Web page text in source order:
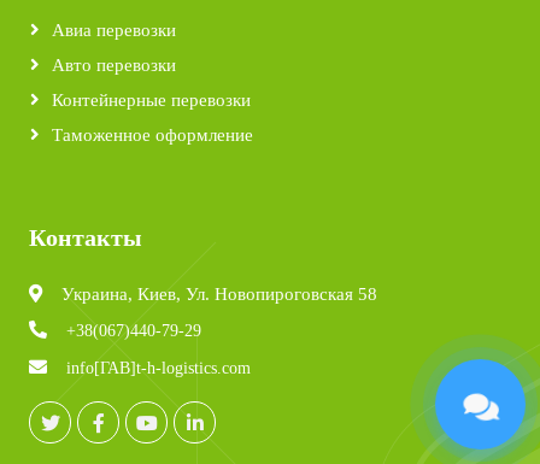
Авиа перевозки
Авто перевозки
Контейнерные перевозки
Таможенное оформление
Контакты
Украина, Киев, Ул. Новопироговская 58
+38(067)440-79-29
info[ГАВ]t-h-logistics.com